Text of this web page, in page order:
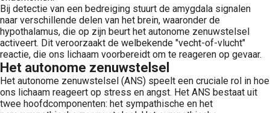
Bij detectie van een bedreiging stuurt de amygdala signalen
naar verschillende delen van het brein, waaronder de
hypothalamus, die op zijn beurt het autonome zenuwstelsel
activeert. Dit veroorzaakt de welbekende "vecht-of-vlucht"
reactie, die ons lichaam voorbereidt om te reageren op gevaar.
Het autonome zenuwstelsel
Het autonome zenuwstelsel (ANS) speelt een cruciale rol in hoe
ons lichaam reageert op stress en angst. Het ANS bestaat uit
twee hoofdcomponenten: het sympathische en het